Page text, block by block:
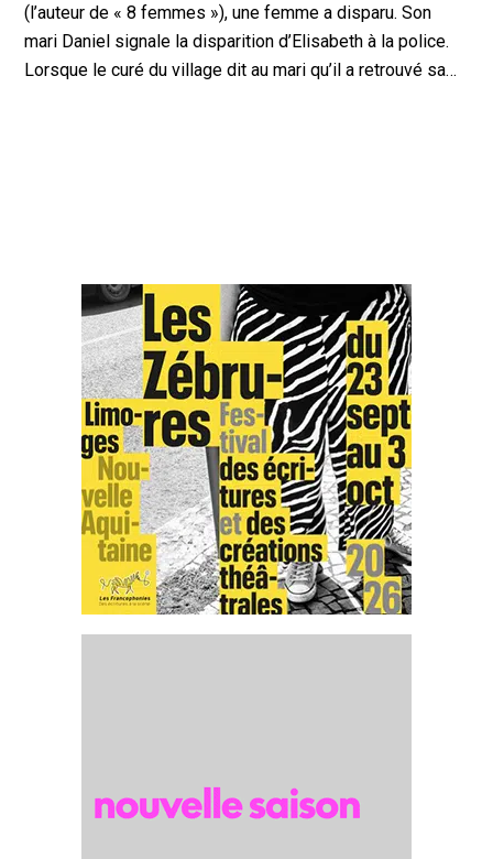
(l’auteur de « 8 femmes »), une femme a disparu. Son
mari Daniel signale la disparition d’Elisabeth à la police.
Lorsque le curé du village dit au mari qu’il a retrouvé sa…